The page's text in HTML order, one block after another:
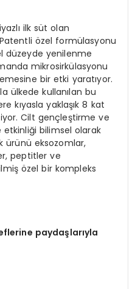
ilk süt olan
özel formülasyonu
düzeyde yenilenme
mikrosirkülasyonu
bir etki yaratıyor.
ülkede kullanılan bu
kıyasla yaklaşık 8 kat
Cilt gençleştirme ve
bilimsel olarak
ürünü eksozomlar,
peptitler ve
özel bir kompleks
paydaşlarıyla